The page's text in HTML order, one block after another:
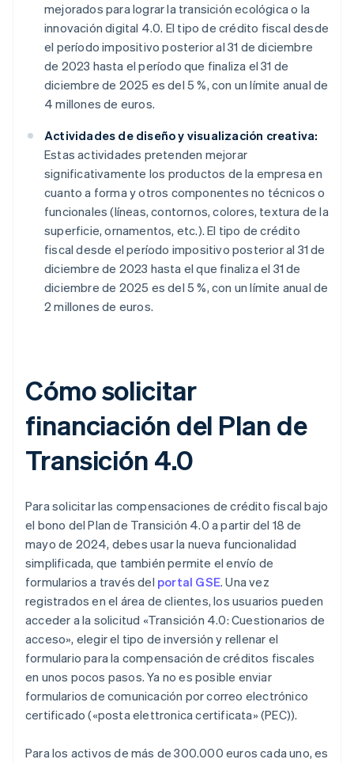
mejorados para lograr la transición ecológica o la
innovación digital 4.0. El tipo de crédito fiscal desde
el período impositivo posterior al 31 de diciembre
de 2023 hasta el período que finaliza el 31 de
diciembre de 2025 es del 5 %, con un límite anual de
4 millones de euros.
Actividades de diseño y visualización creativa:
Estas actividades pretenden mejorar
significativamente los productos de la empresa en
cuanto a forma y otros componentes no técnicos o
funcionales (líneas, contornos, colores, textura de la
superficie, ornamentos, etc.). El tipo de crédito
fiscal desde el período impositivo posterior al 31 de
diciembre de 2023 hasta el que finaliza el 31 de
diciembre de 2025 es del 5 %, con un límite anual de
2 millones de euros.
Cómo solicitar
financiación del Plan de
Transición 4.0
Para solicitar las compensaciones de crédito fiscal bajo
el bono del Plan de Transición 4.0 a partir del 18 de
mayo de 2024, debes usar la nueva funcionalidad
simplificada, que también permite el envío de
formularios a través del portal GSE. Una vez
registrados en el área de clientes, los usuarios pueden
acceder a la solicitud «Transición 4.0: Cuestionarios de
acceso», elegir el tipo de inversión y rellenar el
formulario para la compensación de créditos fiscales
en unos pocos pasos. Ya no es posible enviar
formularios de comunicación por correo electrónico
certificado («posta elettronica certificata» (PEC)).
Para los activos de más de 300.000 euros cada uno, es